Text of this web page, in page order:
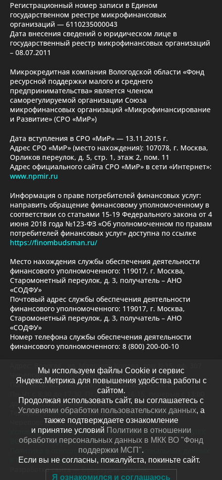
Регистрационный номер записи в Едином
государственном реестре микрофинансовых
организаций — 6110235000043
Дата внесения сведений о юридическом лице в
государственный реестр микрофинансовых организаций
– 08.07.2011
Микрокредитная компания Вологодской области «Фонд
ресурсной поддержки малого и среднего
предпринимательства» является членом
саморегулируемой организации Союза
микрофинансовых организаций «Микрофинансирование
и Развитие» (СРО «МиР»)
Дата вступления в СРО «МиР» — 13.11.2015 г.
Адрес СРО «МиР» (место нахождения): 107078, г. Москва,
Орликов переулок, д. 5, стр. 1, этаж 2, пом. 11
Адрес официального сайта СРО «МиР» в сети «Интернет»:
www.npmir.ru
Информация о праве потребителей финансовых услуг:
направить обращение финансовому уполномоченному в
соответствии со статьями 15-19 Федерального закона от 4
июня 2018 года №123-ФЗ «Об уполномоченном по правам
потребителей финансовых услуг» доступна по ссылке
https://finombudsman.ru/
Место нахождения службы обеспечения деятельности
финансового уполномоченного: 119017, г. Москва,
Старомонетный переулок, д. 3, получатель – АНО
«СОДФУ»
Почтовый адрес службы обеспечения деятельности
финансового уполномоченного: 119017, г. Москва,
Старомонетный переулок, д. 3, получатель – АНО
«СОДФУ»
Номер телефона службы обеспечения деятельности
финансового уполномоченного: 8 (800) 200-00-10
Адрес: Вологда , ул. Маршала Конева, дом №15, оф. 307
Череповец, пр. Строителей, д.6, оф.219
Пон.- четв. 8.30 — 17.30 Пятница: 8.30 — 16.15
Пн-Чт с 8:30 до 17:30, Пт с 8:30 до 16:15, перерыв с 13:00
до 13:45, Сб и Вс – выходной
Телефон:73-74-14(г. Вологда)+7 (921) 135-20-44(г.
Череповец)
Условия обработки персональных данных на сайте МКК
ВО «Фонд поддержки МСП»
Политика в отношении обработки персональных данных
в МКК ВО «Фонд поддержки МСП»
Разработка сайта —Веб-студия Stav-PR.
Мы используем файлы Cookie и сервис
Яндекс.Метрика для повышения удобства работы с
сайтом.
Продолжая использовать сайт, вы соглашаетесь с
Условиями обработки пользовательских данных, а
также подтверждаете ознакомление
и принятие условий Политики в отношении
обработки персональных данных в МКК ВО "Фонд
поддержки МСП".
Если вы не согласны, пожалуйста, покиньте сайт.
Я ознакомился и соглашаюсь